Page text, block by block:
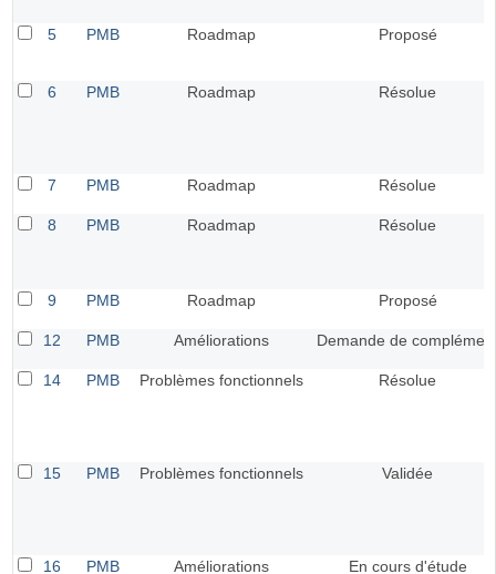
5 PMB Roadmap Proposé
6 PMB Roadmap Résolue
7 PMB Roadmap Résolue
8 PMB Roadmap Résolue
9 PMB Roadmap Proposé
12 PMB Améliorations Demande de
14 PMB Problèmes fonctionnels Résolue
15 PMB Problèmes fonctionnels Validée
16 PMB Améliorations En cours d'étude